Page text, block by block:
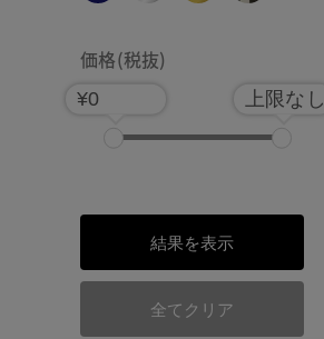
価格(税抜)
¥0 上限なし
結果を表示
全てクリア